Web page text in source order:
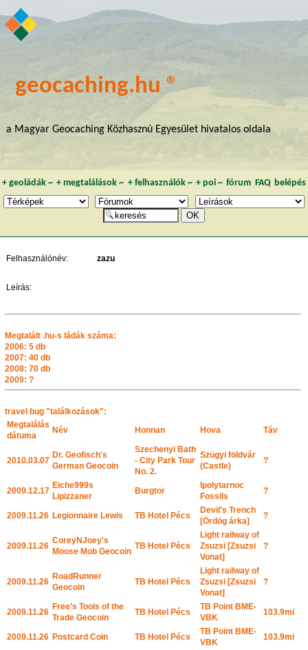
geocaching.hu ®
a Magyar Geocaching Közhasznú Egyesület hivatalos oldala
+ geoládák~ +megtalálások ~ + felhasználók~ + poi~ fórum FAQ belépés
Felhasználónév: zazu
Leírás:
Megtalált .hu-s ládák száma:
2006: 5 db
2007: 40 db
2008: 70 db
2009: ?
travel bug "találkozások":
Megtalálás
dátuma
Név Honnan Hova Táv
2010.03.07
Dr. Geofisch's
German Geocoin
Szechenyi Bath
- City Park Tour
No. 2.
Szügyi földvár
(Castle)
?
2009.12.17
Eiche999s
Lipizzaner
Burgtor
Ipolytarnoc
Fossils
?
2009.11.26 Legionnaire Lewis TB Hotel Pécs
Devil’s Trench
[Ördög árka]
?
2009.11.26
CoreyNJoey's
Moose Mob Geocoin
TB Hotel Pécs
Light railway of
Zsuzsi [Zsuzsi
Vonat]
?
2009.11.26
RoadRunner
Geocoin
TB Hotel Pécs
Light railway of
Zsuzsi [Zsuzsi
Vonat]
?
2009.11.26
Free's Tools of the
Trade Geocoin
TB Hotel Pécs
TB Point BME-
VBK
103.9mi
2009.11.26 Postcard Coin TB Hotel Pécs
TB Point BME-
VBK
103.9mi